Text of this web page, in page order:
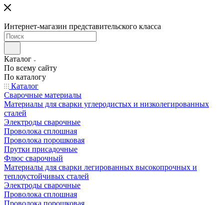
Интернет-магазин представительского класса
Каталог
По всему сайту
По каталогу
Каталог
Сварочные материалы
Материалы для сварки углеродистых и низколегированных
сталей
Электроды сварочные
Проволока сплошная
Проволока порошковая
Прутки присадочные
Флюс сварочный
Материалы для сварки легированных высокопрочных и
теплоустойчивых сталей
Электроды сварочные
Проволока сплошная
Проволока порошковая